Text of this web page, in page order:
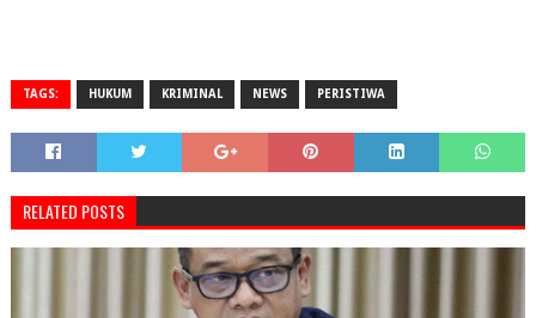
TAGS: HUKUM KRIMINAL NEWS PERISTIWA
RELATED POSTS